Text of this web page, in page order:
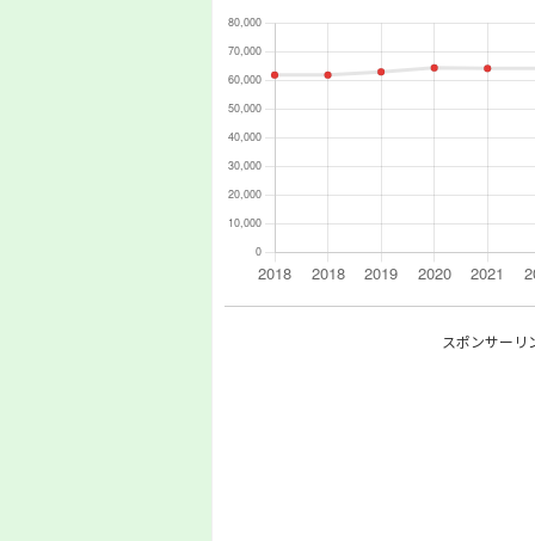
スポンサーリ